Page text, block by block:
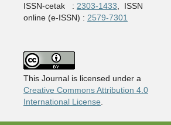
ISSN-cetak : 2303-1433 , ISSN
online (e-ISSN) : 2579-7301
This Journal is licensed under a
Creative Commons Attribution 4.0
International License